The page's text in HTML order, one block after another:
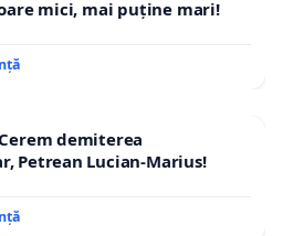
mici, mai puține mari!
demiterea
Petrean Lucian-Marius!